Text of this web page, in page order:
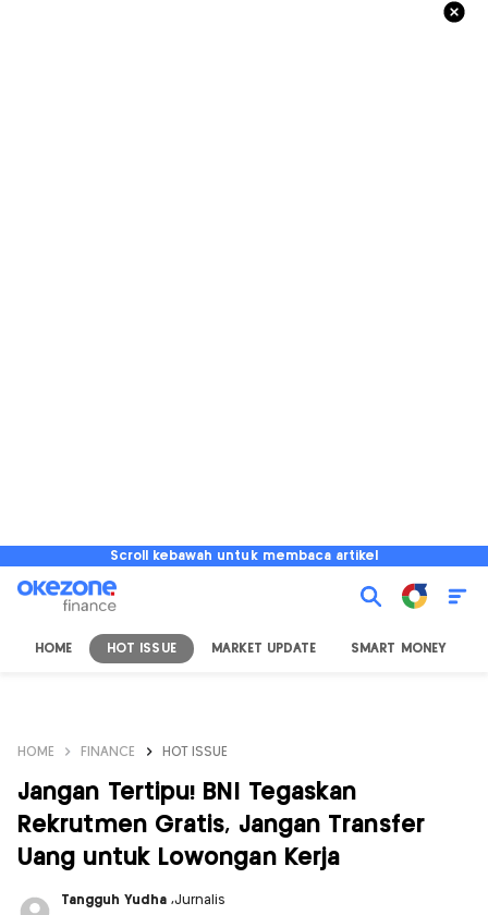
Scroll kebawah untuk membaca artikel
HOME HOT ISSUE MARKET UPDATE SMART MONEY
HOME FINANCE HOT ISSUE
Jangan Tertipu! BNI Tegaskan
Rekrutmen Gratis, Jangan Transfer
Uang untuk Lowongan Kerja
Tangguh Yudha ,Jurnalis